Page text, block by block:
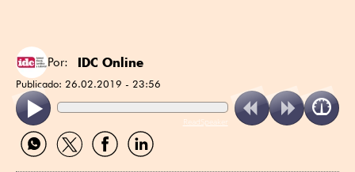
Por: IDC Online
Publicado: 26.02.2019 - 23:56
ReadSpeaker
Compartir
por
Compartir
por
Compartir
por
Compartir
por